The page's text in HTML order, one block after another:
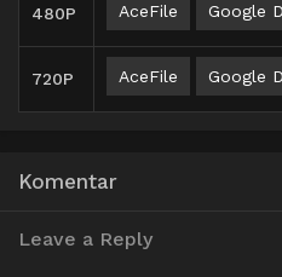
480P AceFile Google
720P AceFile Google
Komentar
Leave a Reply